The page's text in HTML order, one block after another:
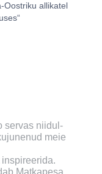
Oostriku allikatel
servas niidul-
meie
Matkapesa